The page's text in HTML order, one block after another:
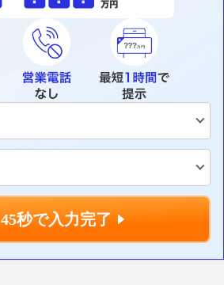
45秒で入力完了